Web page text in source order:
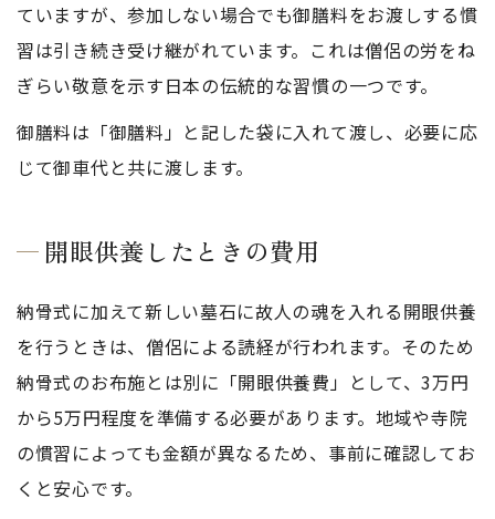
ていますが、参加しない場合でも御膳料をお渡しする慣
習は引き続き受け継がれています。これは僧侶の労をね
ぎらい敬意を示す日本の伝統的な習慣の一つです。
御膳料は「御膳料」と記した袋に入れて渡し、必要に応
じて御車代と共に渡します。
開眼供養したときの費用
納骨式に加えて新しい墓石に故人の魂を入れる開眼供養
を行うときは、僧侶による読経が行われます。そのため
納骨式のお布施とは別に「開眼供養費」として、3万円
から5万円程度を準備する必要があります。地域や寺院
の慣習によっても金額が異なるため、事前に確認してお
くと安心です。